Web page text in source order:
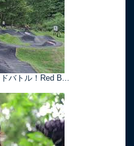
バトル！Red B...